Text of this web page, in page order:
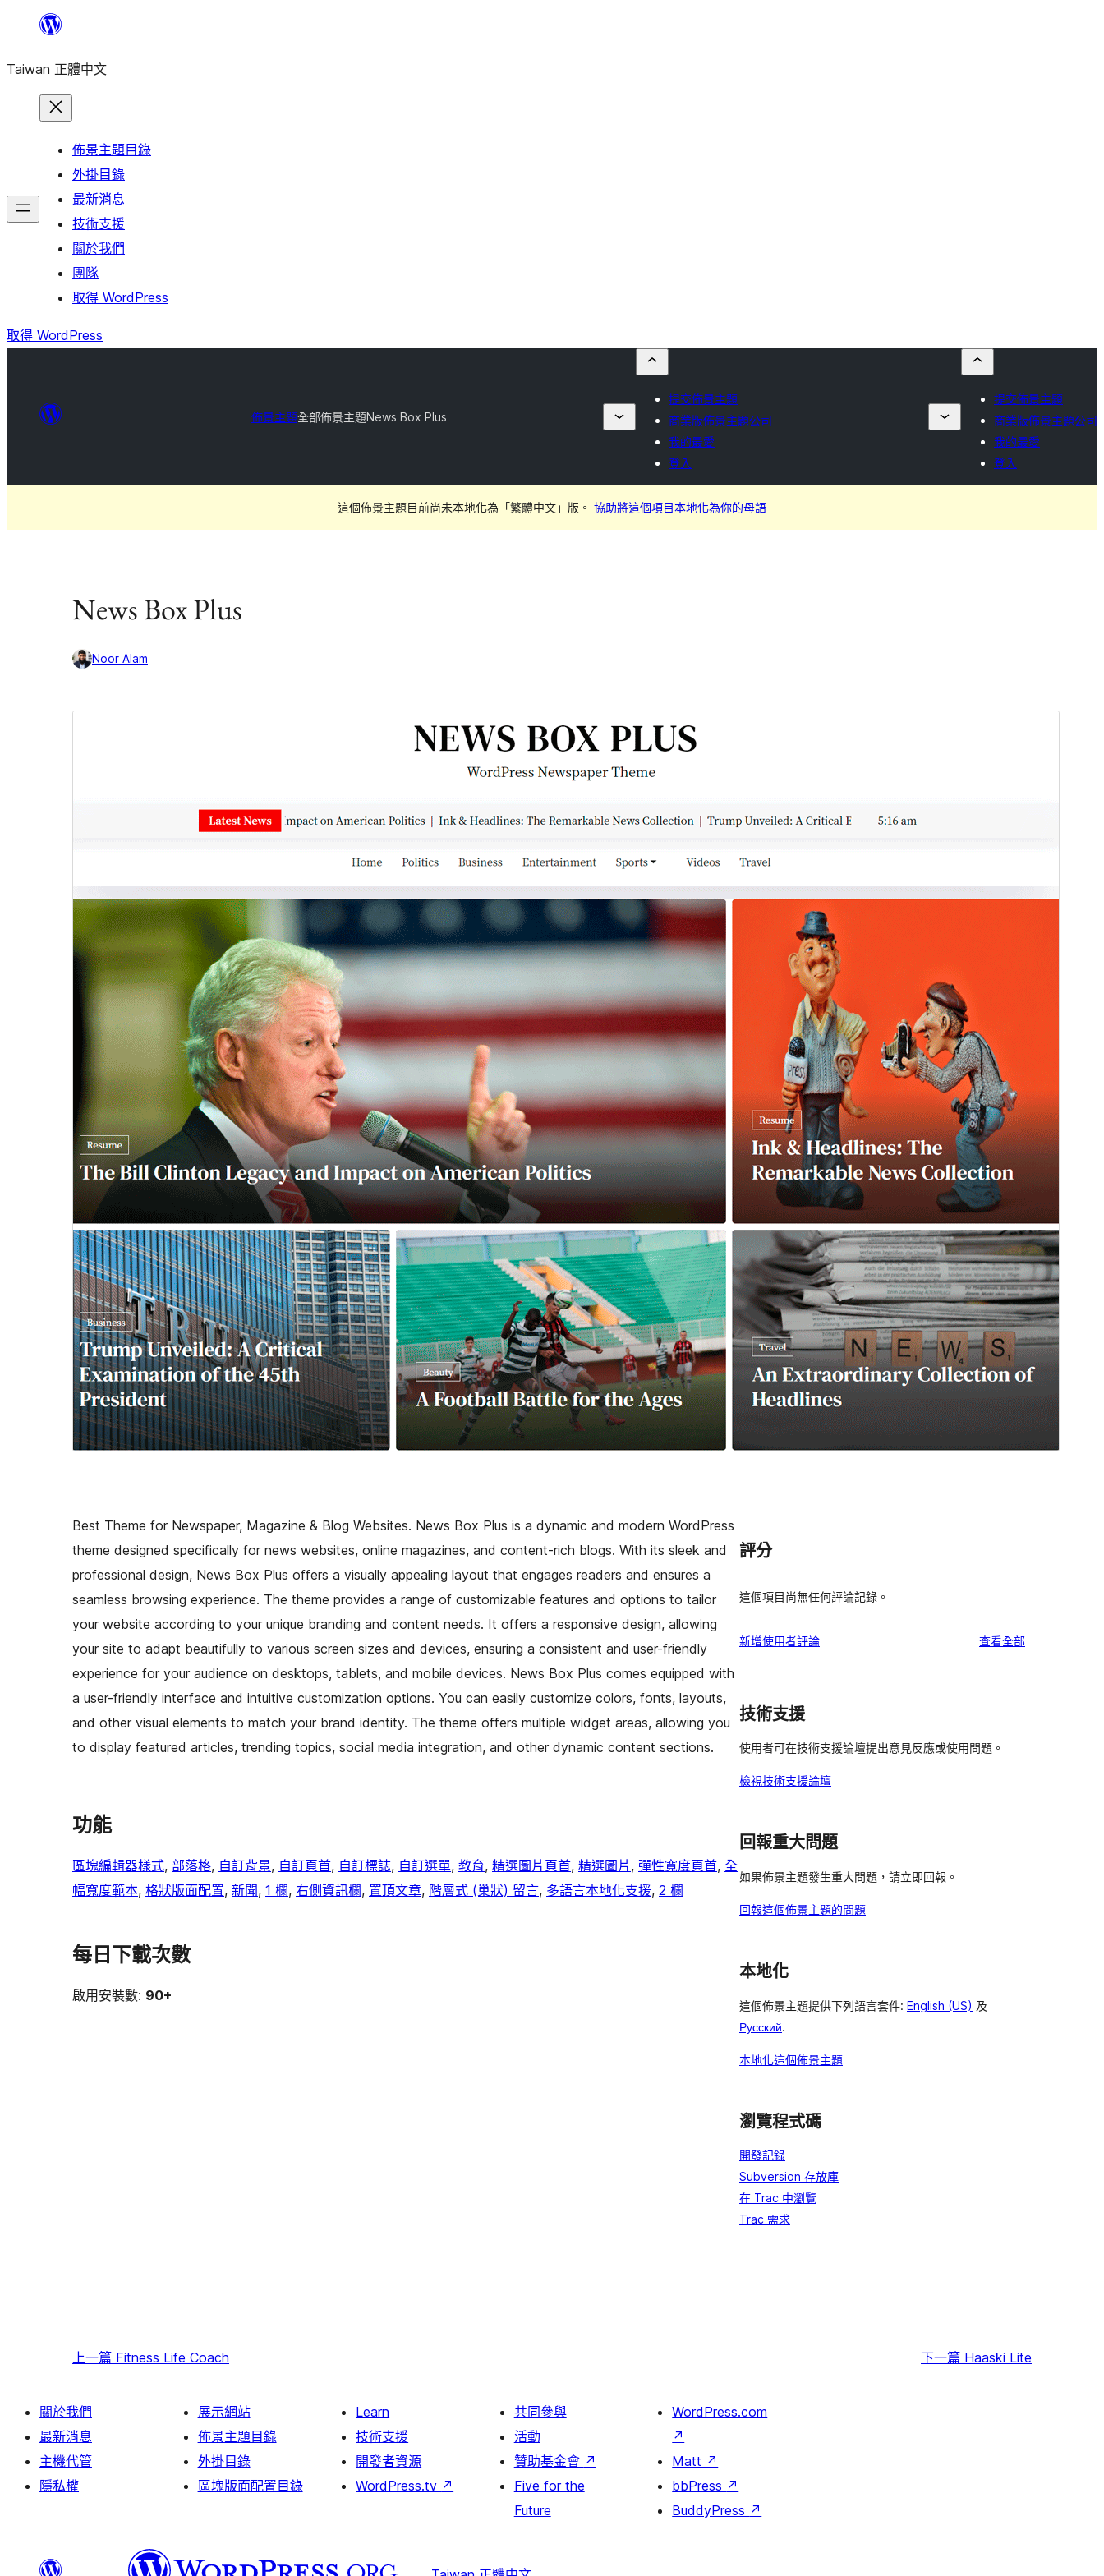
主
Taiwan 正體中文
佈景主題目錄
外掛目錄
最新消息
技術支援
關於我們
團隊
取得 WordPress
取得 WordPress
佈景主題全部佈景主題News Box Plus
提交佈景主題
商業版佈景主題公司
我的最愛
登入
提交佈景主題
商業版佈景主題公司
我的最愛
登入
這個佈景主題目前尚未本地化為「繁體中文」版。 協助將這個項目本地化為你的母語
News Box Plus
Noor Alam
版本
啟用安裝數
PHP 版本需求
5.6
Best Theme for Newspaper, Magazine & Blog Websites. News Box Plus is a dynamic and modern WordPress
theme designed specifically for news websites, online magazines, and content-rich blogs. With its sleek and
professional design, News Box Plus offers a visually appealing layout that engages readers and ensures a
seamless browsing experience. The theme provides a range of customizable features and options to tailor
your website according to your unique branding and content needs. It offers a responsive design, allowing
your site to adapt beautifully to various screen sizes and devices, ensuring a consistent and user-friendly
experience for your audience on desktops, tablets, and mobile devices. News Box Plus comes equipped with
a user-friendly interface and intuitive customization options. You can easily customize colors, fonts, layouts,
and other visual elements to match your brand identity. The theme offers multiple widget areas, allowing you
to display featured articles, trending topics, social media integration, and other dynamic content sections.
功能
區塊編輯器樣式, 部落格, 自訂背景, 自訂頁首, 自訂標誌, 自訂選單, 教育, 精選圖片頁首, 精選圖片 , 彈性寬度頁首, 全
幅寬度範本, 格狀版面配置, 新聞, 1 欄, 右側資訊欄, 置頂文章, 階層式 (巢狀) 留言, 多語言本地化支援, 2 欄
每日下載次數
啟用安裝數: 90+
評分
這個項目尚無任何評論記錄。
新增使用者評論 查看全部使
技術支援
使用者可在技術支援論壇提出意見反應或使用問題。
檢視技術支援論壇
回報重大問題
如果佈景主題發生重大問題，請立即回報。
回報這個佈景主題的問題
本地化
這個佈景主題提供下列語言套件: English (US) 及
Русский.
本地化這個佈景主題
瀏覽程式碼
開發記錄
Subversion 存放庫
在 Trac 中瀏覽
Trac 需求
上一篇 Fitness Life Coach 下一篇 Haaski Lite
關於我們
最新消息
主機代管
隱私權
展示網站
佈景主題目錄
外掛目錄
區塊版面配置目錄
Learn
技術支援
開發者資源
WordPress.tv ↗
共同參與
活動
贊助基金會 ↗
Five for the
Future
WordPress.com
↗
Matt ↗
bbPress ↗
BuddyPress ↗